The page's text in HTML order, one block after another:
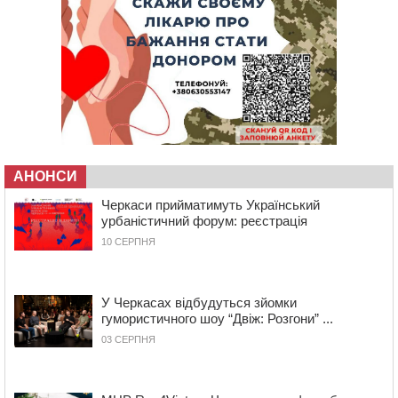
Всі опинилися в кюветі: у Будищі зіткнулися два
автомобілі та мотоцикл
На Черкащині боржникам за електроенергію
нарахують 3% річних та інфляційні втрати
Черкащина серед лідерів за кількістю штрафів для
підприємств через неподання даних про транспорт до
ТЦК
форум: реєстрація
19:08 На Чорнобаївщині конфіскували землю на користь
держави, але оренду не припинили: прокуратура
звернулася до суду
на літній відпочинок дітей пільгових категорій
15:32 «Будеш пожежним!»: рятувальник з Умані про
професію, що почалася з його власного порятунку
АНОНСИ
Черкаси прийматимуть Український
урбаністичний форум: реєстрація
10 СЕРПНЯ
У Черкасах відбудуться зйомки
гумористичного шоу “Двіж: Розгони” ...
03 СЕРПНЯ